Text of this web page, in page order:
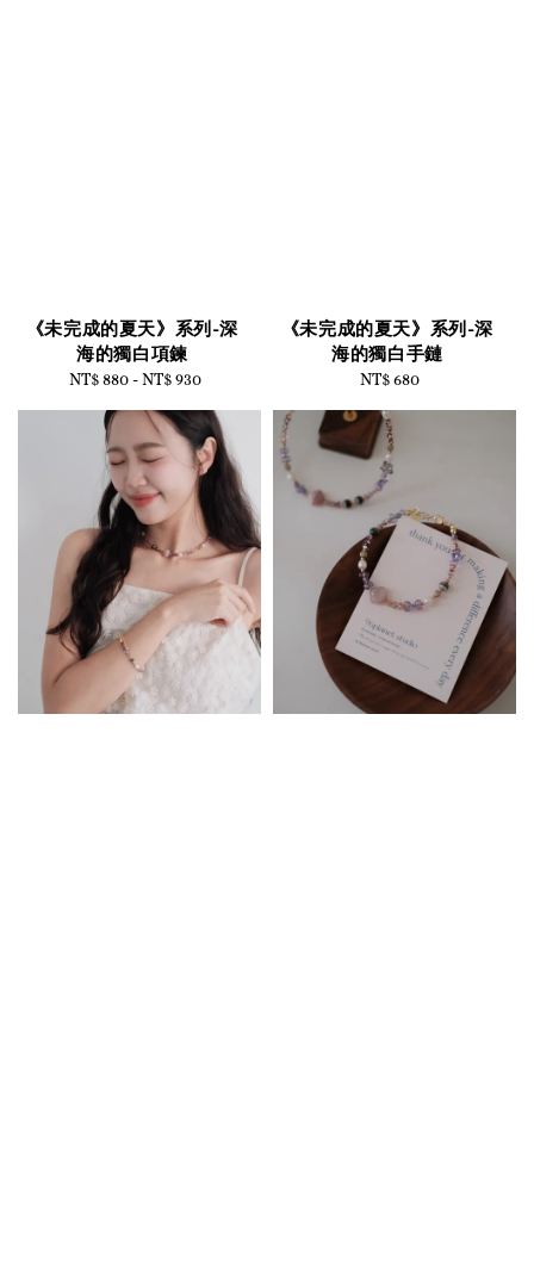
《未完成的夏天》系列-深
海的獨白項鍊
Regular
NT$ 880-NT$ 930
《未完成的夏天》系列-深
海的獨白手鏈
Regular
NT$ 680